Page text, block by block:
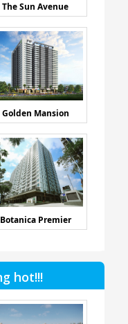
The Sun Avenue
Golden Mansion
Botanica Premier
hot!!!